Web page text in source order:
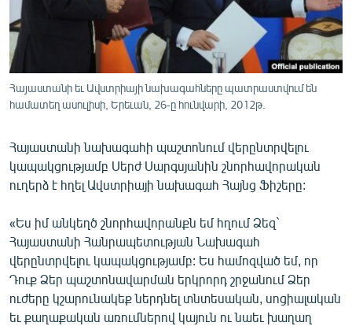
ՄՇԱԿՈՒՅԹ
ՍՊՈՐՏ
ՄԵԿՆԱԲԱՆՈՒԹՅՈՒՆ
ՏՏ ԵՒ ԻՆՏԵՐՆԵՏ
ԱՐԽԻՎ
ՏԵՍԱՆՅՈՒԹԵՐ
ԲԱՆԱՎԵՃ
ՁԳՏԵԼՈՎ ԼԱՎԱԳՈՒՅՆԻՆ
ՓՈԴՔԱՍԹ
Հայերեն
Հայաստանի եւ Ավստրիայի նախագահները պատրաստվում են
համատեղ ասուլիսի, Երեւան, 26-ը հունվարի, 2012թ.
Հայաստանի նախագահի պաշտոնում վերընտրվելու
կապակցությամբ Սերժ Սարգսյանին շնորհավորական
ուղերձ է հղել Ավստրիայի նախագահ Հայնց Ֆիշերը:
«Ես իմ անկեղծ շնորհավորանքն եմ հղում Ձեզ`
Հայաստանի Հանրապետության Նախագահ
վերընտրվելու կապակցությամբ: Ես համոզված եմ, որ
Դուք Ձեր պաշտոնավարման երկրորդ շրջանում Ձեր
ուժերը կշարունակեք ներդնել տնտեսական, սոցիալական
եւ քաղաքական առումներով կայուն ու նաեւ խաղաղ